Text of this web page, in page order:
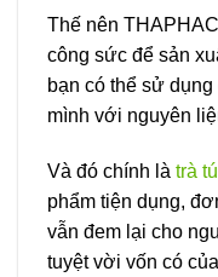
Thế nên
công sức để sản
bạn có thể sử
mình với nguyên
Và đó chính là trà
phẩm tiện dụng,
vẫn đem lại cho
tuyệt vời vốn có